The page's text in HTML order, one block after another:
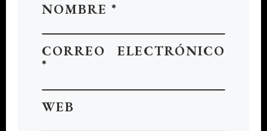
NOMBRE *
CORREO ELECTRÓNICO
*
WEB